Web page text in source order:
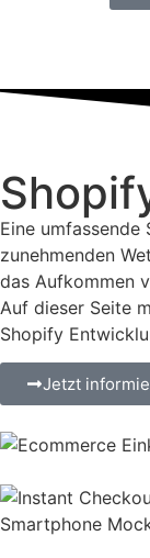
Eine
zunehmenden
das Aufkommen
Auf dieser Seite
Shopify
Jetzt